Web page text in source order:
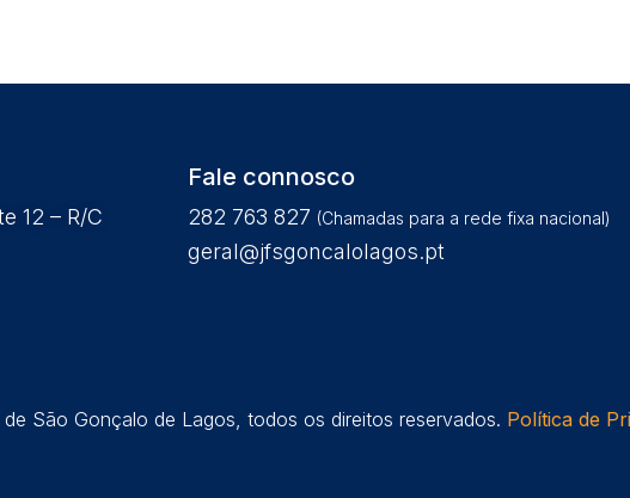
12 – R/C
Fale connosco
282 763 827 (Chamadas para a rede fixa nacional)
geral@jfsgoncalolagos.pt
São Gonçalo de Lagos, todos os direitos reservados. Política de